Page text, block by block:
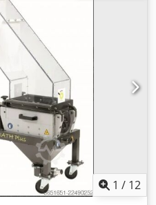
con estación móvil de
una solución completa,
un equipo de alto
para su uso en un taller o
70 Primus disponible
adicionales. Equipo
ofrece una excelente
con un equipo
lote.
1 / 12